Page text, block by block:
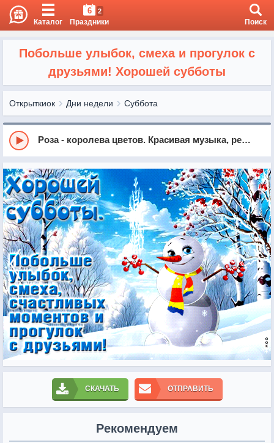
Каталог
6 2
Праздники Поиск
Побольше улыбок, смеха и прогулок с
друзьями! Хорошей субботы
Открыткиок Дни недели Суббота
Роза - королева цветов. Красивая музыка, релакс, саксофон
СКАЧАТЬ ОТПРАВИТЬ
Рекомендуем